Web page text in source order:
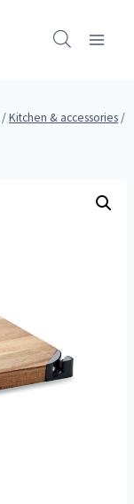
/Kitchen & accessories /